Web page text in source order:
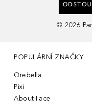
© 2026
POPULÁRNÍ ZNAČKY
Orebella
Pixi
About-Face